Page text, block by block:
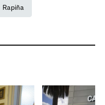
Rapiña